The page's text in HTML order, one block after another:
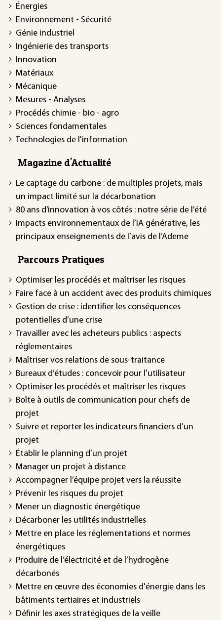
Énergies
Environnement - Sécurité
Génie industriel
Ingénierie des transports
Innovation
Matériaux
Mécanique
Mesures - Analyses
Procédés chimie - bio - agro
Sciences fondamentales
Technologies de l'information
Magazine d'Actualité
Le captage du carbone : de multiples projets, mais
un impact limité sur la décarbonation
80 ans d’innovation à vos côtés : notre série de l’été
Impacts environnementaux de l’IA générative, les
principaux enseignements de l’avis de l’Ademe
Parcours Pratiques
Optimiser les procédés et maîtriser les risques
Faire face à un accident avec des produits chimiques
Gestion de crise : identifier les conséquences
potentielles d’une crise
Travailler avec les acheteurs publics : aspects
réglementaires
Maîtriser vos relations de sous-traitance
Bureaux d’études : concevoir pour l'utilisateur
Optimiser les procédés et maîtriser les risques
Boîte à outils de communication pour chefs de
projet
Suivre et reporter les indicateurs financiers d’un
projet
Établir le planning d’un projet
Manager un projet à distance
Accompagner l’équipe projet vers la réussite
Prévenir les risques du projet
Mener un diagnostic énergétique
Décarboner les utilités industrielles
Mettre en place les réglementations et normes
énergétiques
Produire de l’électricité et de l’hydrogène
décarbonés
Mettre en œuvre des économies d'énergie dans les
bâtiments tertiaires et industriels
Définir les axes stratégiques de la veille